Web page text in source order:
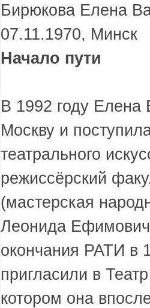
Бирюкова Елена
07.11.1970, Минск
Начало пути
В 1992 году Елена
Москву и
театрального
режиссёрский
(мастерская
Леонида
окончания РАТИ в
пригласили в
котором она